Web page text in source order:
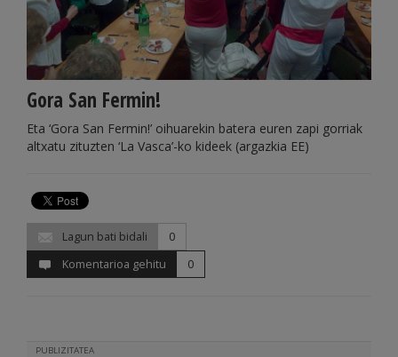
Gora San Fermin!
Eta ‘Gora San Fermin!’ oihuarekin batera euren zapi gorriak
altxatu zituzten ‘La Vasca’-ko kideek (argazkia EE)
Lagun bati bidali
0
Komentarioa gehitu
0
PUBLIZITATEA